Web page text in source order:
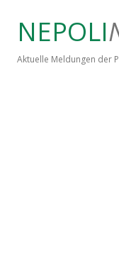
NEPOLI
Aktuelle Meldungen der